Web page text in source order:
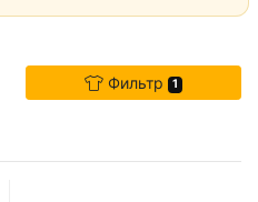
Фильтр 1